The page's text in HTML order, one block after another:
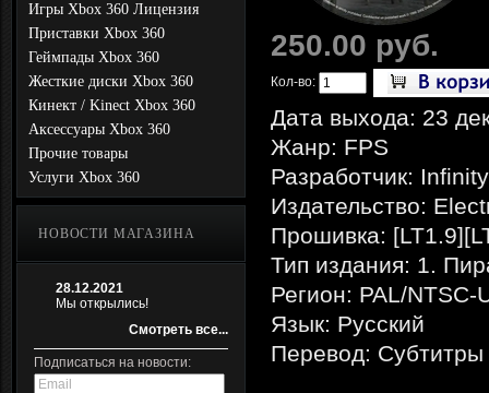
Игры Xbox 360 Лицензия
Приставки Xbox 360
Геймпады Xbox 360
Жесткие диски Xbox 360
Кинект / Kinect Xbox 360
Аксессуары Xbox 360
Прочие товары
Услуги Xbox 360
НОВОСТИ МАГАЗИНА
28.12.2021
Мы открылись!
Смотреть все...
Подписаться на новости:
250.00 руб.
Кол-во:
Дата выхода: 23
Жанр: FPS
Разработчик:
Издательство:
Прошивка:
Тип издания: 1.
Регион: PAL/NTSC-
Язык: Русский
Перевод: Субтитры